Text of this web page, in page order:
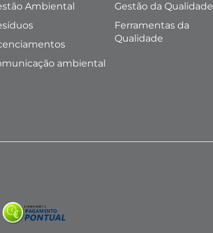
Ambiental
ambiental
Gestão da Qualidade
Ferramentas da
Qualidade